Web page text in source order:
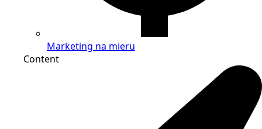
Marketing na mieru
Content